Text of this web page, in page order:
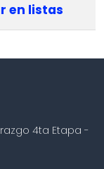
en listas
4ta Etapa -